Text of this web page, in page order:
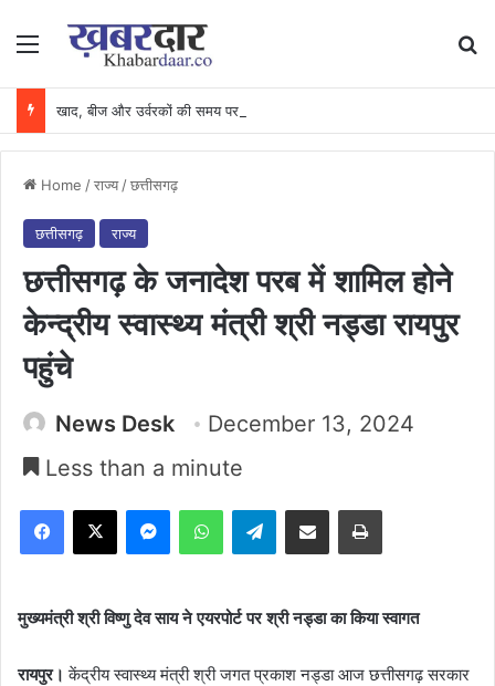
Menu
Home /राज्य /छत्तीसगढ़
छत्तीसगढ़ राज्य
छत्तीसगढ़ के जनादेश परब में शामिल होने
केन्द्रीय स्वास्थ्य मंत्री श्री नड्डा रायपुर
पहुंचे
News Desk
December 13, 2024
Less than a minute
Facebook
X MessengerWhatsAppTelegramShare via Email Print
मुख्यमंत्री श्री विष्णु देव साय ने एयरपोर्ट पर श्री नड्डा का किया स्वागत
रायपुर। केंद्रीय स्वास्थ्य मंत्री श्री जगत प्रकाश नड्डा आज छत्तीसगढ़ सरकार